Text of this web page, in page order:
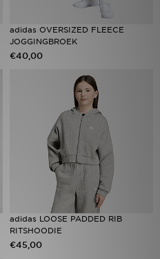
adidas OVERSIZED FLEECE
JOGGINGBROEK
€40,00
adidas LOOSE PADDED RIB
RITSHOODIE
€45,00